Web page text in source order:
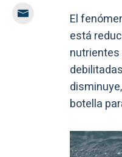
El
está
botella